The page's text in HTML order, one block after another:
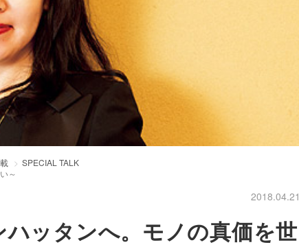
SPECIAL TALK
～
2018.04.21
ッタンへ。モノの真価を世